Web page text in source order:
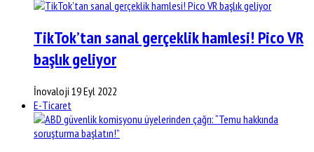
TikTok’tan sanal gerçeklik hamlesi! Pico VR
başlık geliyor
İnovaloji 19 Eyl 2022
E-Ticaret